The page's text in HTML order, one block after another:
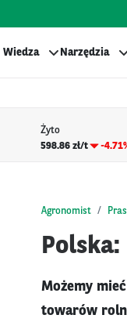
Wiedza Narzędzia
Żyto
598.86 zł/t
-
Agronomist
Możemy
towarów